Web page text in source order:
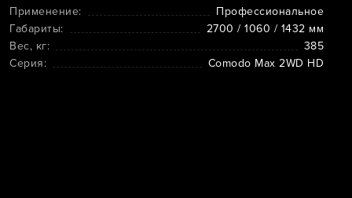
Применение:
Профессиональное
Габариты:
2700 / 1060 / 1432 мм
Вес, кг:
385
Серия:
Comodo Max 2WD HD